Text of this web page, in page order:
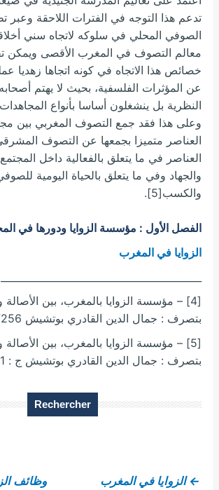
تدعم هذا التوجه في الفترات اللاحقة وعبر
الصوفي المحلي في سلوكه لاتجاه سني
معالم التصوف في المغرب الأقصى ويمكن
خصائص هذا الاتجاه في كونه اتجاها زهديا
عن المؤثرات الفلسفية، بحيث لا يهتم أصحابه
النظرية بل ينشغلون أساسا بأنواع
وعلى هذا فقد جمع التصوف المغربي بين
العناصر متميزا بجمعها عن التصوف
العناصر في ما يتعلق بالفعالية داخل
والجهاد وفي ما يتعلق بالحياة اليومية
والكسب[5].
الفصل الأول : مؤسسة الزوايا ودورها في
الزوايا في المغرب
[4] – مؤسسة الزوايا بالمغرب، بين الأصالة
بتصرف : جمال الدين القادري بوتشيش 1/256.
[5] – مؤسسة الزوايا بالمغرب، بين الأصالة
بتصرف : جمال الدين القادري بوتشيش ج : 1 ص : 260.
Rechercher
← الزوايا في المغرب
وظائف